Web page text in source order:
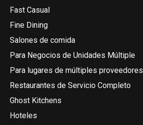
Fast Casual
Fine Dining
Salones de comida
Para Negocios de Unidades Múltiple
Para lugares de múltiples proveedores
Restaurantes de Servicio Completo
Ghost Kitchens
Hoteles